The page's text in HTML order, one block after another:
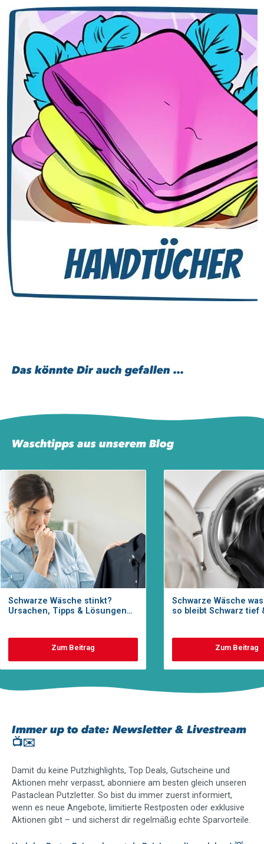
Das könnte Dir auch gefallen ...
Waschtipps aus unserem Blog
Schwarze Wäsche stinkt?
Ursachen, Tipps & Lösungen
Zum Beitrag
Schwarze Wäsche
so bleibt Schwarz tief
Zum Beitrag
Immer up to date: Newsletter & Livestream
📺✉️
Damit du keine Putzhighlights, Top Deals, Gutscheine und
Aktionen mehr verpasst, abonniere am besten gleich unseren
Pastaclean Putzletter. So bist du immer zuerst informiert,
wenn es neue Angebote, limitierte Restposten oder exklusive
Aktionen gibt – und sicherst dir regelmäßig echte Sparvorteile.